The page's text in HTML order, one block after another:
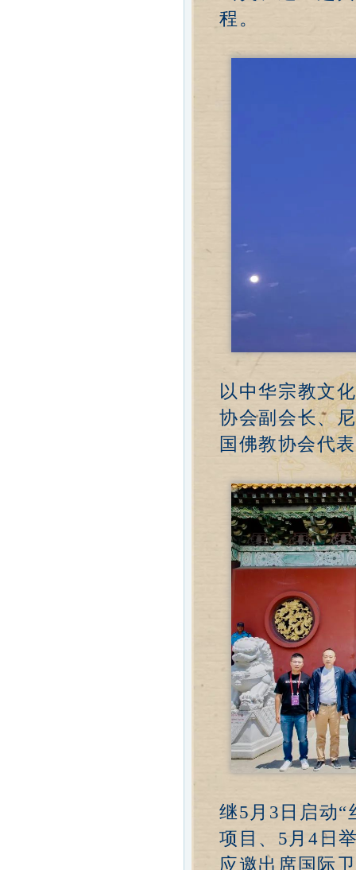
程。
以中华宗教文
协会副会长、
国佛教协会代
继5月3日启动“
项目、5月4日
应邀出席国际